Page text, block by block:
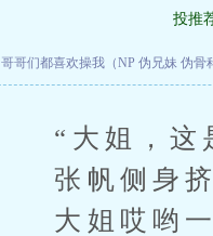
投推
哥哥们都喜欢操我（NP 伪兄妹 伪骨
“大姐，这
张帆侧身挤
大姐哎哟一